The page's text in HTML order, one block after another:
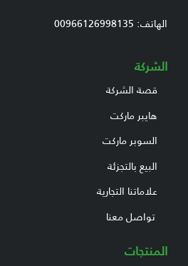
الهاتف: 00966126998135
الشركة
قصة الشركة
هايبر ماركت
السوبر ماركت
البيع بالتجزئة
علاماتنا التجارية
تواصل معنا
المنتجات